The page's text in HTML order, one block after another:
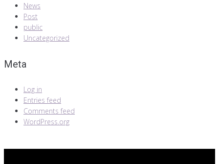
News
Post
public
Uncategorized
Meta
Log in
Entries feed
Comments feed
WordPress.org